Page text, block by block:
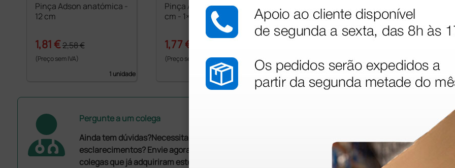
Pinça Adson anatómica -
12 cm
1,81 €2,58 €
(Preço sem IVA)
1 unidade
Pinça Adson cirurgia - 12
cm - 1×2 dentes
1,77 €
(Preço sem IVA)
Pergunte a um colega
Ainda tem dúvidas?Necessita de mais
esclarecimentos? Envie agora a sua questão aos
colegas que já adquiriram este produto.